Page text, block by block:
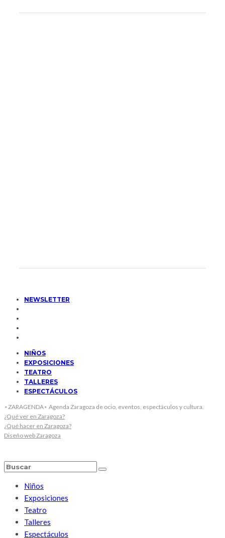
NEWSLETTER
NIÑOS
EXPOSICIONES
TEATRO
TALLERES
ESPECTÁCULOS
⋆ZARAGENDA⋆ Agenda Zaragoza de ocio, eventos, espectáculos y cultura.
¿Qué ver en Zaragoza?
¿Qué hacer en Zaragoza?
Diseño web Zaragoza
Niños
Exposiciones
Teatro
Talleres
Espectáculos